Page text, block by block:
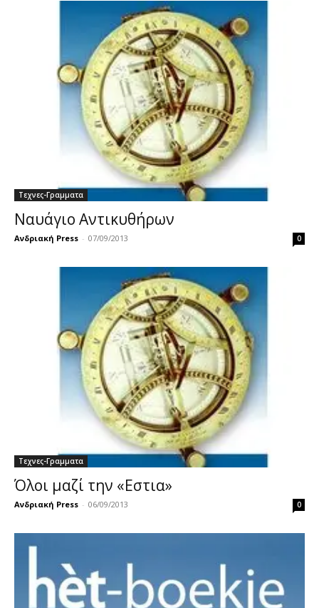
Τεχνες-Γραμματα
Ναυάγιο Αντικυθήρων
Ανδριακή Press - 07/09/2013 0
Τεχνες-Γραμματα
Όλοι μαζί την «Εστια»
Ανδριακή Press - 06/09/2013 0